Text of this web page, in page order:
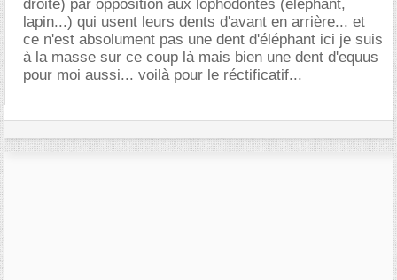
droite) par opposition aux lophodontes (elephant,
lapin...) qui usent leurs dents d'avant en arrière... et
ce n'est absolument pas une dent d'éléphant ici je suis
à la masse sur ce coup là mais bien une dent d'equus
pour moi aussi... voilà pour le réctificatif...